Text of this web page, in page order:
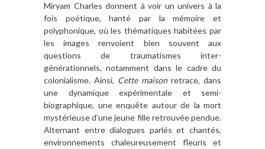
Miryam Charles donnent à voir un univers à la
fois poétique, hanté par la mémoire et
polyphonique, où les thématiques habitées par
les images renvoient bien souvent aux
questions de traumatismes inter-
générationnels, notamment dans le cadre du
colonialisme. Ainsi, Cette maisonretrace, dans
une dynamique expérimentale et semi-
biographique, une enquête autour de la mort
mystérieuse d’une jeune fille retrouvée pendue.
Alternant entre dialogues parlés et chantés,
environnements chaleureusement fleuris et